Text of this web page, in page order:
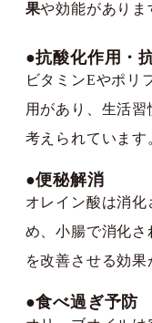
果や効能がありま
●抗酸化作用・
ビタミンEやポリ
用があり、生活
考えられています
●便秘解消
オレイン酸は消
め、小腸で消化
を改善させる効果
●食べ過ぎ予防